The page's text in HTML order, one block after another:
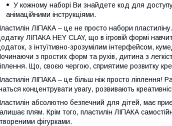
У кожному наборі Ви знайдете код для
анімаційними інструкціями.
ЛІПАКА – це не просто набори
ЛІПАКА HEY CLAY, що в ігровій формі
з інтуїтивно-зрозумілим інтерфейсом,
з простих форм та рухів, дитина з
Що, своєю чергою, сприятиме розвитку
ЛІПАКА – це більш ніж просто ліплення!
концентрувати увагу, розвивають
абсолютно безпечний для дітей, має
плям. Крім того, пластилін ЛІПАКА
фігурками.